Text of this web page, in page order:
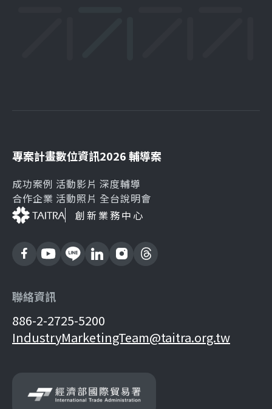
專案計畫
成功案例
合作企業
數位資訊
活動影片
活動照片
2026 輔導案
深度輔導
全台說明會
創新業務中心
聯絡資訊
886-2-2725-5200
IndustryMarketingTeam@taitra.org.tw